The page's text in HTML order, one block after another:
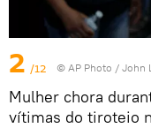
2 /12 © AP Photo / John
Mulher chora
vítimas do tiroteio